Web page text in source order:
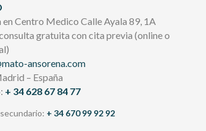
en Centro Medico Calle Ayala 89, 1A
gratuita con cita previa (online o
ansorena.com
– España
+ 34 628 67 84 77
+ 34 670 99 92 92